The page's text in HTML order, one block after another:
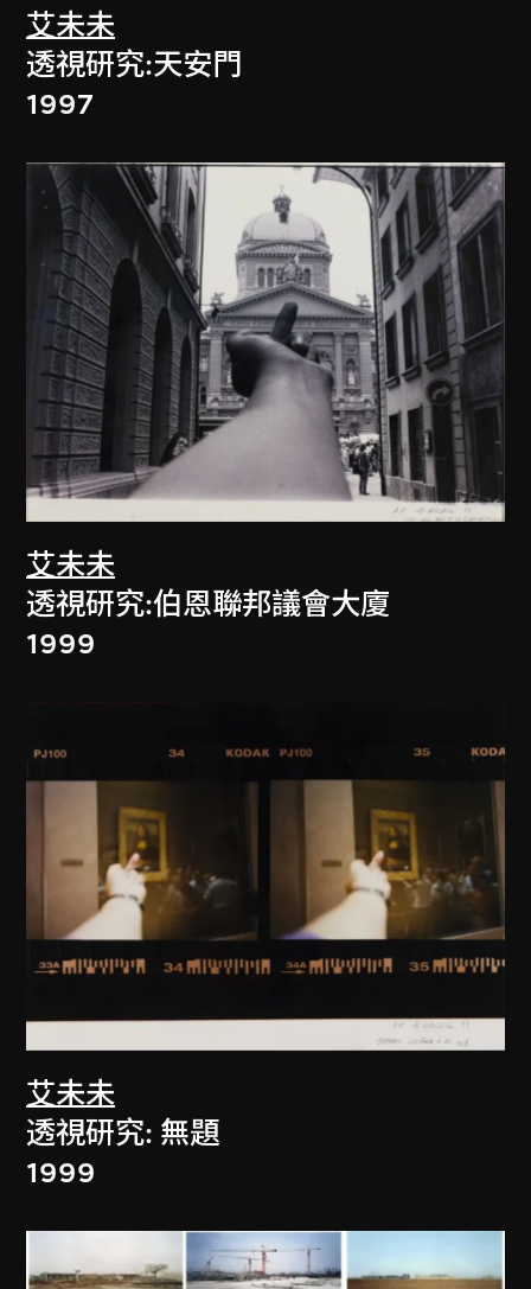
艾未未
透視研究:天安門
1997
艾未未
透視研究:伯恩聯邦議會大廈
1999
艾未未
透視研究: 無題
1999